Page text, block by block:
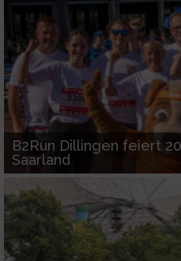
B2Run Dillingen feiert
Saarland